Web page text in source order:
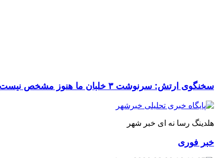
سخنگوی ارتش: سرنوشت ۳ خلبان ما هنوز مشخص نیست
هلدینگ رسا نه ای خبر شهر
خبر فوری